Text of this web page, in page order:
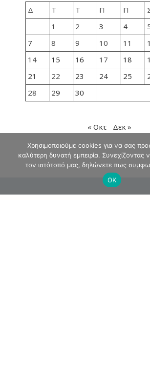
Δ
Τ Τ Π Π
1
2 3 4
7
8 9 10 11
14
15 16 17 18
21
22 23 24 25
28
29 30
« Οκτ Δεκ »
Χρησιμοποιούμε cookies για να σας
καλύτερη δυνατή εμπειρία. Συνεχίζοντας
τον ιστότοπό μας, δηλώνετε πως
ΟΚ